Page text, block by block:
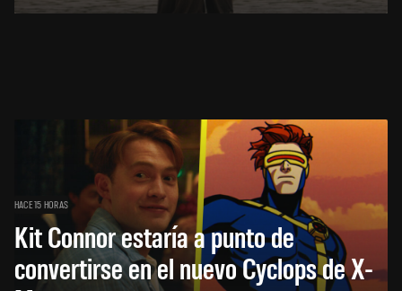
HACE 15 HORAS
Kit Connor estaría a punto de
convertirse en el nuevo Cyclops de X-